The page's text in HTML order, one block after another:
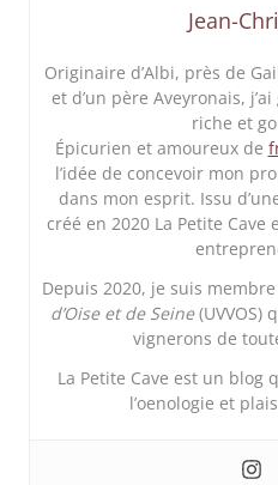
Jean-
Originaire d’Albi, près de
et d’un père Aveyronais,
riche et
Épicurien et amoureux de
l’idée de concevoir mon
dans mon esprit. Issu
créé en 2020 La Petite
Depuis 2020, je suis membre
d’Oise et de Seine(UVVOS)
vignerons de
La Petite Cave est un
l’oenologie et